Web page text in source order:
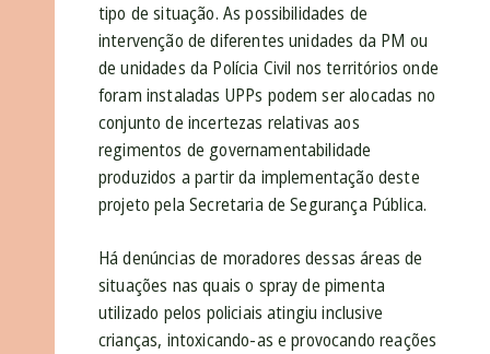
tipo de situação. As possibilidades de
intervenção de diferentes unidades da PM ou
de unidades da Polícia Civil nos territórios onde
foram instaladas UPPs podem ser alocadas no
conjunto de incertezas relativas aos
regimentos de governamentabilidade
produzidos a partir da implementação deste
projeto pela Secretaria de Segurança Pública.
Há denúncias de moradores dessas áreas de
situações nas quais o spray de pimenta
utilizado pelos policiais atingiu inclusive
crianças, intoxicando-as e provocando reações